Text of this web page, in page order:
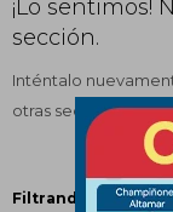
¡Lo sentimos!
sección.
Inténtalo
otras secciones de
Filtrando por: